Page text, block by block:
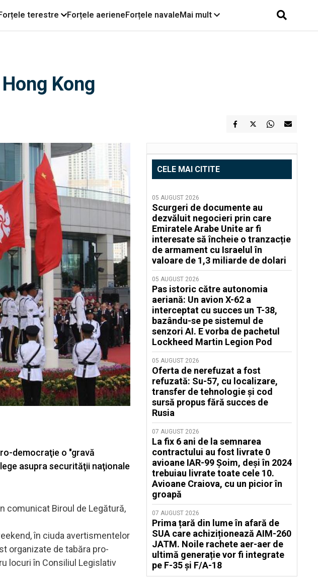
terestre Forțele aerieneForțele navaleMai mult
Kong
democraţie o "gravă
asupra securităţii naţionale
comunicat Biroul de Legătură,
în ciuda avertismentelor
organizate de tabăra pro-
locuri în Consiliul Legislativ
CELE MAI CITITE
05 AUGUST 2026
Scurgeri de documente au
dezvăluit negocieri prin care
Emiratele Arabe Unite ar fi
interesate să încheie o tranzacție
de armament cu Israelul în
valoare de 1,3 miliarde de dolari
05 AUGUST 2026
Pas istoric către autonomia
aeriană: Un avion X-62 a
interceptat cu succes un T-38,
bazându-se pe sistemul de
senzori AI. E vorba de pachetul
Lockheed Martin Legion Pod
05 AUGUST 2026
Oferta de nerefuzat a fost
refuzată: Su-57, cu localizare,
transfer de tehnologie și cod
sursă propus fără succes de
Rusia
07 AUGUST 2026
La fix 6 ani de la semnarea
contractului au fost livrate 0
avioane IAR-99 Șoim, deși în 2024
trebuiau livrate toate cele 10.
Avioane Craiova, cu un picior în
groapă
07 AUGUST 2026
Prima țară din lume în afară de
SUA care achiziționează AIM-260
JATM. Noile rachete aer-aer de
ultimă generație vor fi integrate
pe F-35 și F/A-18